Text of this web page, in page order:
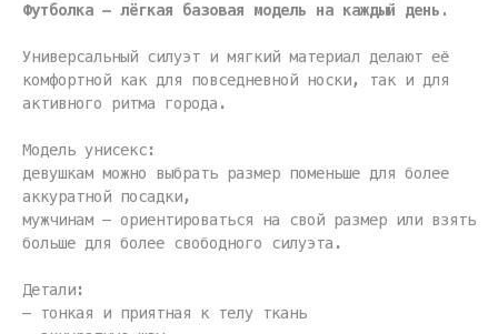
Футболка — лёгкая базовая модель на каждый день.
Универсальный силуэт и мягкий материал делают её
комфортной как для повседневной носки, так и для
активного ритма города.
Модель унисекс:
девушкам можно выбрать размер поменьше для более
аккуратной посадки,
мужчинам — ориентироваться на свой размер или взять
больше для более свободного силуэта.
Детали:
— тонкая и приятная к телу ткань